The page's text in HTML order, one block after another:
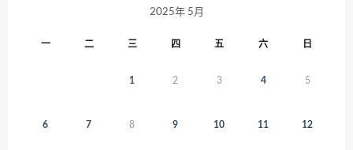
2025年 5月
一 二 三 四 五 六 日
1 2 3 4 5
6 7 8 9 10 11 12